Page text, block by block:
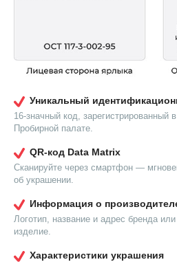
Уникальный
16-значный код, зарегистрированный
Пробирной палате.
QR-код Data Matrix
Сканируйте через смартфон —
об украшении.
Информация о
Логотип, название и адрес бренда
изделие.
Характеристики украшения